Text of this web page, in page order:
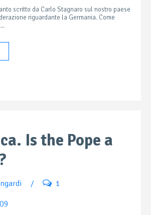
scritto da Carlo Stagnaro sul nostro paese
riguardante la Germania. Come
Is the Pope a
/ 1